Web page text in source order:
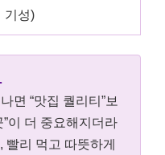
기성)
면 “맛집 퀄리티”보
이 더 중요해지더라
빨리 먹고 따뜻하게